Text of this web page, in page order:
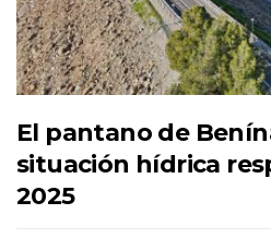
El pantano de
situación hídrica
2025